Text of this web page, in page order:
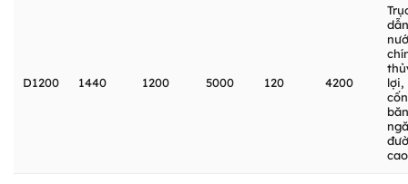
D1200 1440 1200 5000 120 4200
dẫn
lợi,